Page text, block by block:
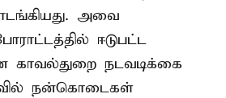
அவை
ஈடுபட்ட
நடவடிக்கை
நன்கொடைகள்